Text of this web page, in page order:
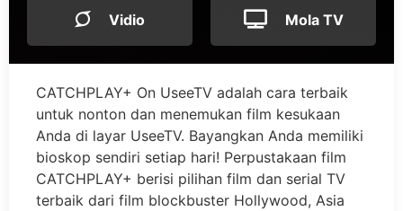
Vidio Mola TV
CATCHPLAY+ On UseeTV adalah cara terbaik
untuk nonton dan menemukan film kesukaan
Anda di layar UseeTV. Bayangkan Anda memiliki
bioskop sendiri setiap hari! Perpustakaan film
CATCHPLAY+ berisi pilihan film dan serial TV
terbaik dari film blockbuster Hollywood, Asia